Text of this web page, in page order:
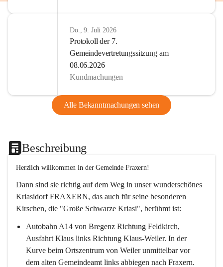
Do., 9. Juli 2026
Protokoll der 7.
Gemeindevertretungssitzung am
08.06.2026
Kundmachungen
Alle Bekanntmachungen sehen
Beschreibung
Herzlich willkommen in der Gemeinde Fraxern!
Dann sind sie richtig auf dem Weg in unser wunderschönes
Kriasidorf FRAXERN, das auch für seine besonderen
Kirschen, die "Große Schwarze Kriasi", berühmt ist:
Autobahn A14 von Bregenz Richtung Feldkirch,
Ausfahrt Klaus links Richtung Klaus-Weiler. In der
Kurve beim Ortszentrum von Weiler unmittelbar vor
dem alten Gemeindeamt links abbiegen nach Fraxern.